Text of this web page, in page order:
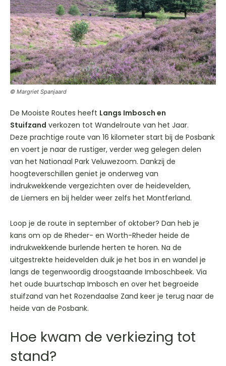
© Margriet Spanjaard
De Mooiste Routes heeft Langs Imbosch en
Stuifzand verkozen tot Wandelroute van het Jaar.
Deze prachtige route van 16 kilometer start bij de Posbank
en voert je naar de rustiger, verder weg gelegen delen
van het Nationaal Park Veluwezoom. Dankzij de
hoogteverschillen geniet je onderweg van
indrukwekkende vergezichten over de heidevelden,
de Liemers en bij helder weer zelfs het Montferland.
Loop je de route in september of oktober? Dan heb je
kans om op de Rheder- en Worth-Rheder heide de
indrukwekkende burlende herten te horen. Na de
uitgestrekte heidevelden duik je het bos in en wandel je
langs de tegenwoordig droogstaande Imboschbeek. Via
het oude buurtschap Imbosch en over het begroeide
stuifzand van het Rozendaalse Zand keer je terug naar de
heide van de Posbank.
Hoe kwam de verkiezing tot
stand?